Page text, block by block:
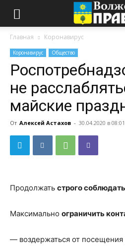
Главная Коронавирус
Коронавирус Общество
не
майские
От Алексей Астахов - 30.04.2020 в 08:01
Продолжать строго
Максимально ограничить
— воздержаться от посещения